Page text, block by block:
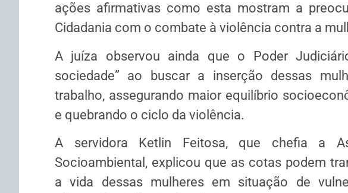
ações afirmativas como esta mostram a
Cidadania com o combate à violência contra a
A juíza observou ainda que o Poder
sociedade” ao buscar a inserção dessas
trabalho, assegurando maior equilíbrio
e quebrando o ciclo da violência.
A servidora Ketlin Feitosa, que chefia a
Socioambiental, explicou que as cotas podem
a vida dessas mulheres em situação de